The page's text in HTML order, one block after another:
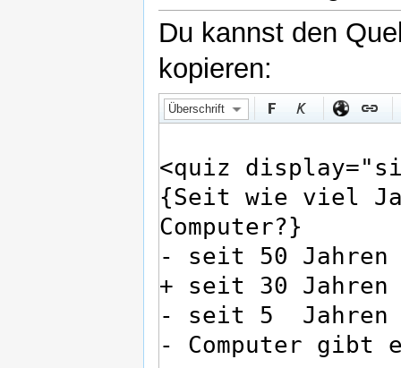
Du kannst den
kopieren:
Überschrift